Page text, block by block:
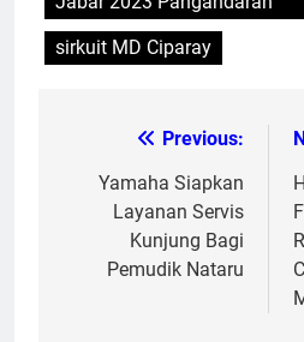
sirkuit MD Ciparay
navigation
Previous:
Yamaha Siapkan
Layanan Servis
Kunjung Bagi
Pemudik Nataru